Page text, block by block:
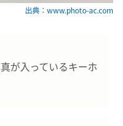
出典：www.photo-ac.com
が入っているキーホ